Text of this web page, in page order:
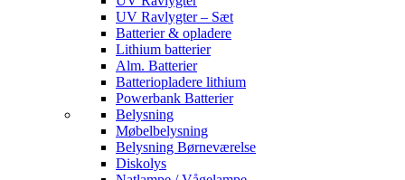
UV Ravlygter – Sæt
Batterier & opladere
Lithium batterier
Alm. Batterier
Batteriopladere lithium
Powerbank Batterier
Belysning
Møbelbelysning
Belysning Børneværelse
Diskolys